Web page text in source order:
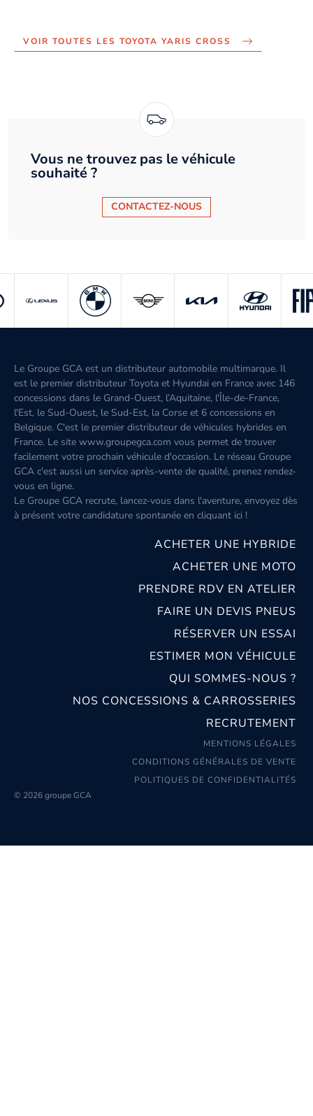
VOIR TOUTES LES TOYOTA YARIS CROSS
Vous ne trouvez pas le véhicule
souhaité ?
CONTACTEZ-NOUS
Le Groupe GCA est un distributeur automobile multimarque. Il
est le premier distributeur Toyota et Hyundai en France avec 146
concessions dans le Grand-Ouest, l’Aquitaine, l'Île-de-France,
l'Est, le Sud-Ouest, le Sud-Est, la Corse et 6 concessions en
Belgique. C'est le premier distributeur de véhicules hybrides en
France. Le site www.groupegca.com vous permet de trouver
facilement votre prochain véhicule d'occasion. Le réseau Groupe
GCA c'est aussi un service après-vente de qualité, prenez rendez-
vous en ligne.
Le Groupe GCA recrute, lancez-vous dans l'aventure, envoyez dès
à présent votre candidature spontanée en cliquant ici !
ACHETER UNE HYBRIDE
ACHETER UNE MOTO
PRENDRE RDV EN ATELIER
FAIRE UN DEVIS PNEUS
RÉSERVER UN ESSAI
ESTIMER MON VÉHICULE
QUI SOMMES-NOUS ?
NOS CONCESSIONS & CARROSSERIES
RECRUTEMENT
MENTIONS LÉGALES
CONDITIONS GÉNÉRALES DE VENTE
POLITIQUES DE CONFIDENTIALITÉS
© 2026 groupe GCA